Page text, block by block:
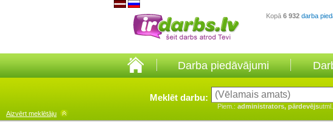
Kopā 6 932 darba
Darba piedāvājumi
Meklēt darbu:
Piem.: administrators, pārdevējsutml.
Aizvērt meklētāju